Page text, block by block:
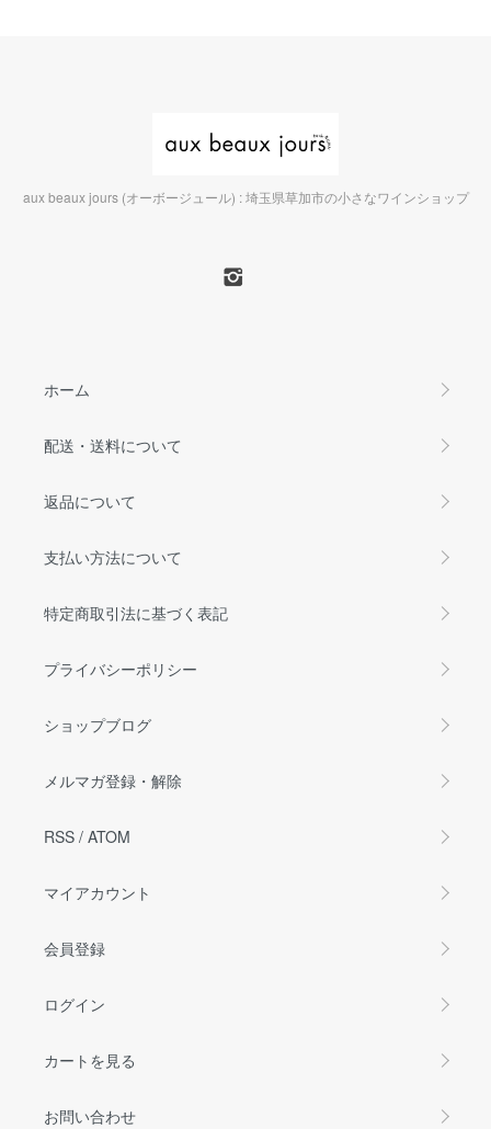
aux beaux jours (オーボージュール) : 埼玉県草加市の小さなワインショップ
ホーム
配送・送料について
返品について
支払い方法について
特定商取引法に基づく表記
プライバシーポリシー
ショップブログ
メルマガ登録・解除
RSS / ATOM
マイアカウント
会員登録
ログイン
カートを見る
お問い合わせ